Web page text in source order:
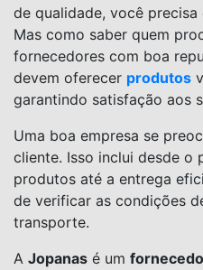
de qualidade, você
Mas como saber quem
fornecedores com boa
devem oferecer produtos
garantindo satisfação aos
Uma boa empresa se
cliente. Isso inclui desde o
produtos até a entrega
de verificar as condições
transporte.
A Jopanas é um